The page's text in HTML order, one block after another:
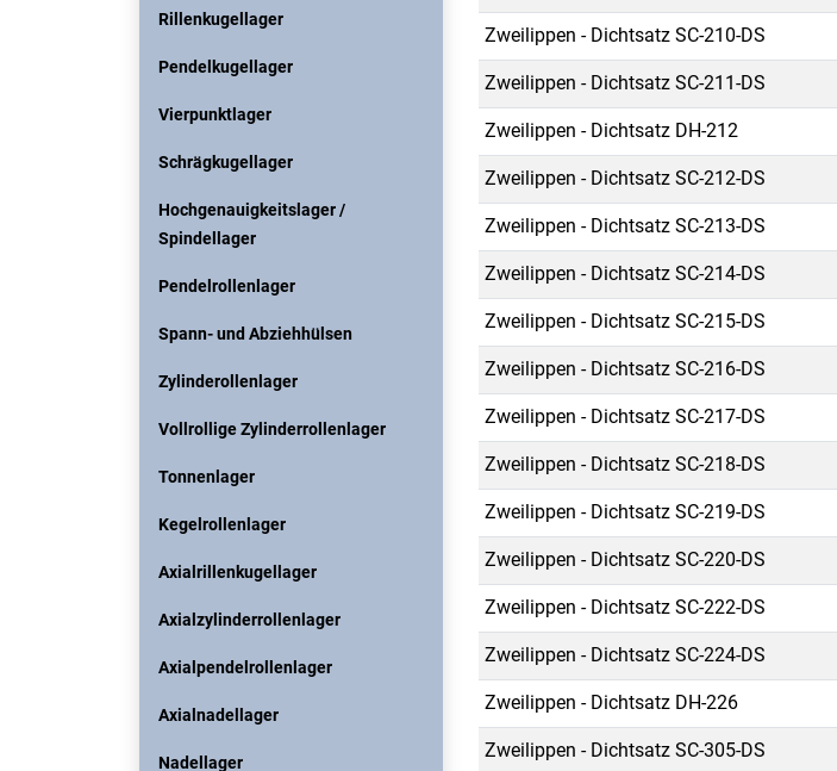
Rillenkugellager
Pendelkugellager
Vierpunktlager
Schrägkugellager
Hochgenauigkeitslager /
Spindellager
Pendelrollenlager
Spann- und Abziehhülsen
Zylinderollenlager
Vollrollige Zylinderrollenlager
Tonnenlager
Kegelrollenlager
Axialrillenkugellager
Axialzylinderrollenlager
Axialpendelrollenlager
Axialnadellager
Nadellager
Zweilippen - Dichtsatz SC-210-DS
Zweilippen - Dichtsatz SC-211-DS
Zweilippen - Dichtsatz DH-212
Zweilippen - Dichtsatz SC-212-DS
Zweilippen - Dichtsatz SC-213-DS
Zweilippen - Dichtsatz SC-214-DS
Zweilippen - Dichtsatz SC-215-DS
Zweilippen - Dichtsatz SC-216-DS
Zweilippen - Dichtsatz SC-217-DS
Zweilippen - Dichtsatz SC-218-DS
Zweilippen - Dichtsatz SC-219-DS
Zweilippen - Dichtsatz SC-220-DS
Zweilippen - Dichtsatz SC-222-DS
Zweilippen - Dichtsatz SC-224-DS
Zweilippen - Dichtsatz DH-226
Zweilippen - Dichtsatz SC-305-DS